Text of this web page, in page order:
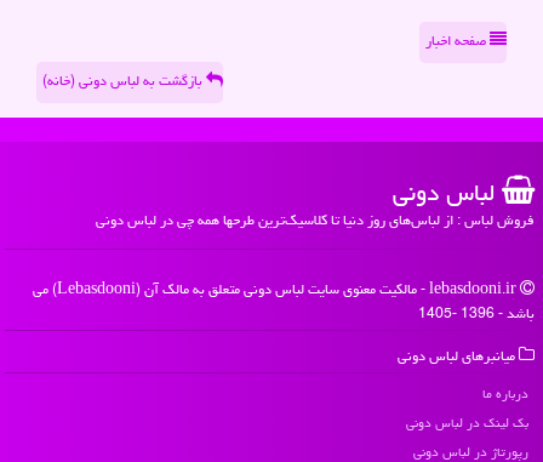
صفحه اخبار
بازگشت به لباس دونی (خانه)
لباس دونی
فروش لباس : از لباس‌های روز دنیا تا کلاسیک‌ترین طرحها همه چی در لباس دونی
lebasdooni.ir - مالکیت معنوی سایت لباس دونی متعلق به مالک آن (Lebasdooni) می
باشد - 1396 -1405
میانبرهای لباس دونی
درباره ما
بک لینک در لباس دونی
رپورتاژ در لباس دونی